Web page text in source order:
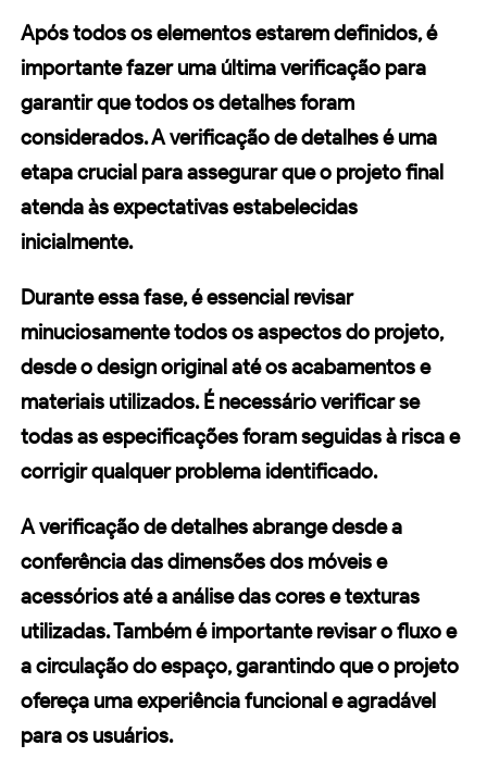
Após todos os elementos estarem definidos, é
importante fazer uma última verificação para
garantir que todos os detalhes foram
considerados. Averificação de detalhesé uma
etapa crucial para assegurar que o projeto final
atenda às expectativas estabelecidas
inicialmente.
Durante essa fase, é essencial revisar
minuciosamente todos os aspectos do projeto,
desde o design original até os acabamentos e
materiais utilizados. É necessário verificar se
todas as especificações foram seguidas à risca e
corrigir qualquer problema identificado.
Averificação de detalhesabrange desde a
conferência das dimensões dos móveis e
acessórios até a análise das cores e texturas
utilizadas. Também é importante revisar o fluxo e
a circulação do espaço, garantindo que o projeto
ofereça uma experiência funcional e agradável
para os usuários.